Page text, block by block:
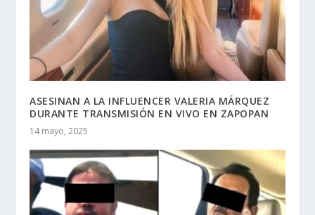
ASESINAN A LA INFLUENCER VALERIA MÁRQUEZ
DURANTE TRANSMISIÓN EN VIVO EN ZAPOPAN
14 mayo, 2025